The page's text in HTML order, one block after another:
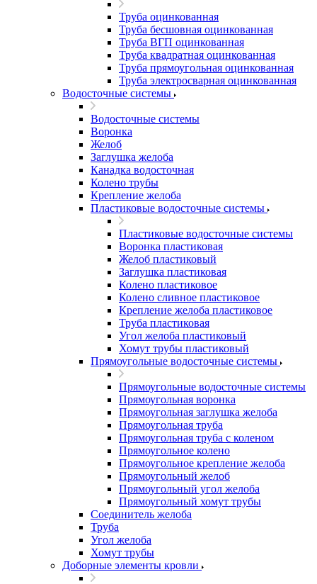
Труба оцинкованная
Труба бесшовная оцинкованная
Труба ВГП оцинкованная
Труба квадратная оцинкованная
Труба прямоугольная оцинкованная
Труба электросварная оцинкованная
Водосточные системы
Водосточные системы
Воронка
Желоб
Заглушка желоба
Канадка водосточная
Колено трубы
Крепление желоба
Пластиковые водосточные системы
Пластиковые водосточные системы
Воронка пластиковая
Желоб пластиковый
Заглушка пластиковая
Колено пластиковое
Колено сливное пластиковое
Крепление желоба пластиковое
Труба пластиковая
Угол желоба пластиковый
Хомут трубы пластиковый
Прямоугольные водосточные системы
Прямоугольные водосточные системы
Прямоугольная воронка
Прямоугольная заглушка желоба
Прямоугольная труба
Прямоугольная труба c коленом
Прямоугольное колено
Прямоугольное крепление желоба
Прямоугольный желоб
Прямоугольный угол желоба
Прямоугольный хомут трубы
Соединитель желоба
Труба
Угол желоба
Хомут трубы
Доборные элементы кровли